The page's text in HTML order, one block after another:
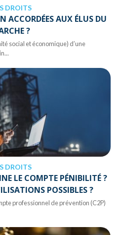
DROITS
ACCORDÉES AUX ÉLUS DU
?
social et économique) d’une
DROITS
LE COMPTE PÉNIBILITÉ ?
POSSIBLES ?
professionnel de prévention (C2P)